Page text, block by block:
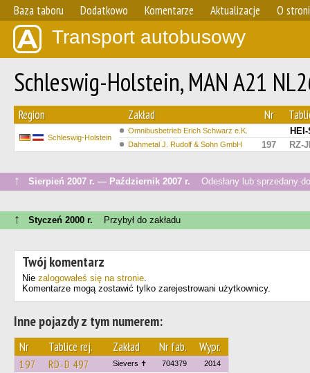
Baza taboru Dodatkowo Komentarze Aktualizacje O
Transport autobusowy
Schleswig-Holstein, MAN A21
Region Zakład Nr
Schleswig-Holstein
Omnibusbetrieb Erich Schwarz e.K.
Dahmetal J. Rudolf & Sohn GmbH 197 RZ-
↑ Sierpień 2007 r. — Październik 2007 r. Odesłany lub sprzedany
↑ Styczeń 2000 r. Przybył do zakładu
Twój komentarz
Nie zalogowałeś się na stronie.
Komentarze mogą zostawić tylko zarejestrowani użytkownicy.
Inne pojazdy z tym numerem:
Nr Tablice rej. Zakład Nr fab. Wypr.
197 RD-D 497 Sievers ✝ 704379 2014